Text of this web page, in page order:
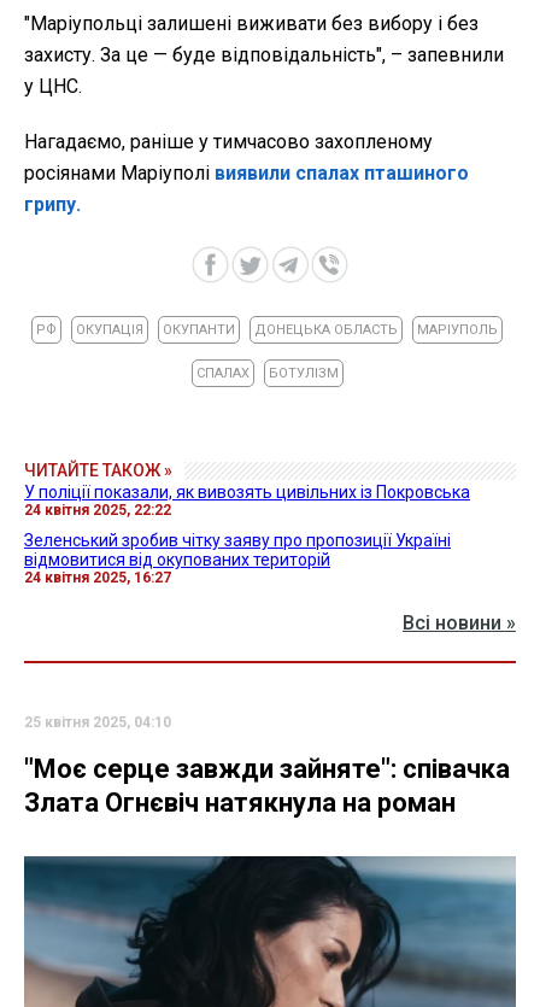
"Маріупольці залишені виживати без вибору і без
захисту. За це — буде відповідальність", – запевнили
у ЦНС.
Нагадаємо, раніше у тимчасово захопленому
росіянами Маріуполі виявили спалах пташиного
грипу.
РФ ОКУПАЦІЯ ОКУПАНТИ ДОНЕЦЬКА ОБЛАСТЬ МАРІУПОЛЬ
СПАЛАХ БОТУЛІЗМ
ЧИТАЙТЕ ТАКОЖ »
У поліції показали, як вивозять цивільних із Покровська
24 квітня 2025, 22:22
Зеленський зробив чітку заяву про пропозиції Україні
відмовитися від окупованих територій
24 квітня 2025, 16:27
Всі новини »
25 квітня 2025, 04:10
"Моє серце завжди зайняте": співачка
Злата Огнєвіч натякнула на роман